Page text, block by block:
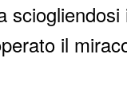
sciogliendosi
il